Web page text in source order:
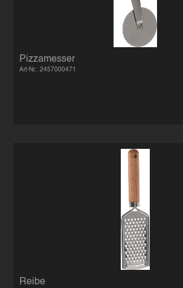
Pizzamesser
Art-Nr.: 2457000471
Reibe